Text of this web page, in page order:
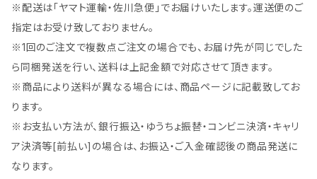
※配送は「ヤマト運輸・佐川急便」でお届けいたします。運送便のご
指定はお受け致しておりません。
※1回のご注文で複数点ご注文の場合でも、お届け先が同じでした
ら同梱発送を行い、送料は上記金額で対応させて頂きます。
※商品により送料が異なる場合には、商品ページに記載致してお
ります。
※お支払い方法が、銀行振込・ゆうちょ振替・コンビニ決済・キャリ
ア決済等[前払い]の場合は、お振込・ご入金確認後の商品発送に
なります。